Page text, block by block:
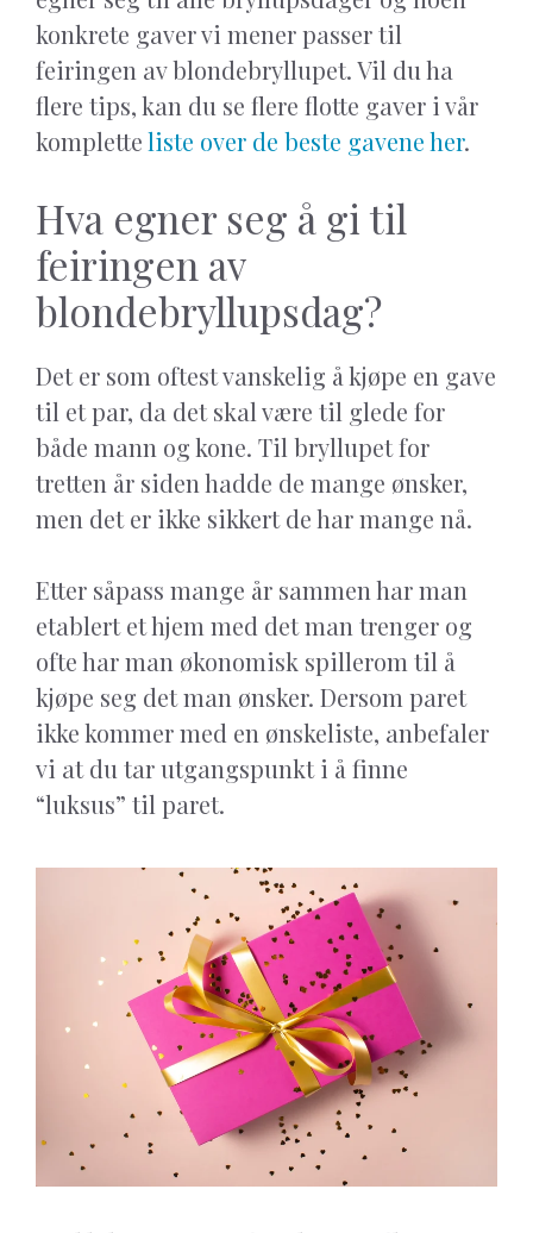
konkrete gaver vi mener passer til
feiringen av blondebryllupet. Vil du ha
flere tips, kan du se flere flotte gaver i vår
kompletteliste over de beste gavene her.
Hva egner seg å gi til
feiringen av
blondebryllupsdag?
Det er som oftest vanskelig å kjøpe en gave
til et par, da det skal være til glede for
både mann og kone. Til bryllupet for
tretten år siden hadde de mange ønsker,
men det er ikke sikkert de har mange nå.
Etter såpass mange år sammen har man
etablert et hjem med det man trenger og
ofte har man økonomisk spillerom til å
kjøpe seg det man ønsker. Dersom paret
ikke kommer med en ønskeliste, anbefaler
vi at du tar utgangspunkt i å finne
“luksus” til paret.